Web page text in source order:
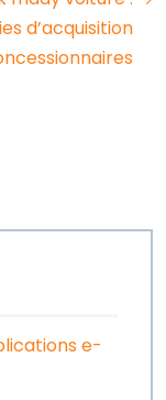
d’acquisition
e-